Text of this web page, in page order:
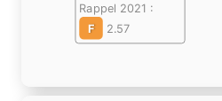
Rappel 2021 :
F
2.57